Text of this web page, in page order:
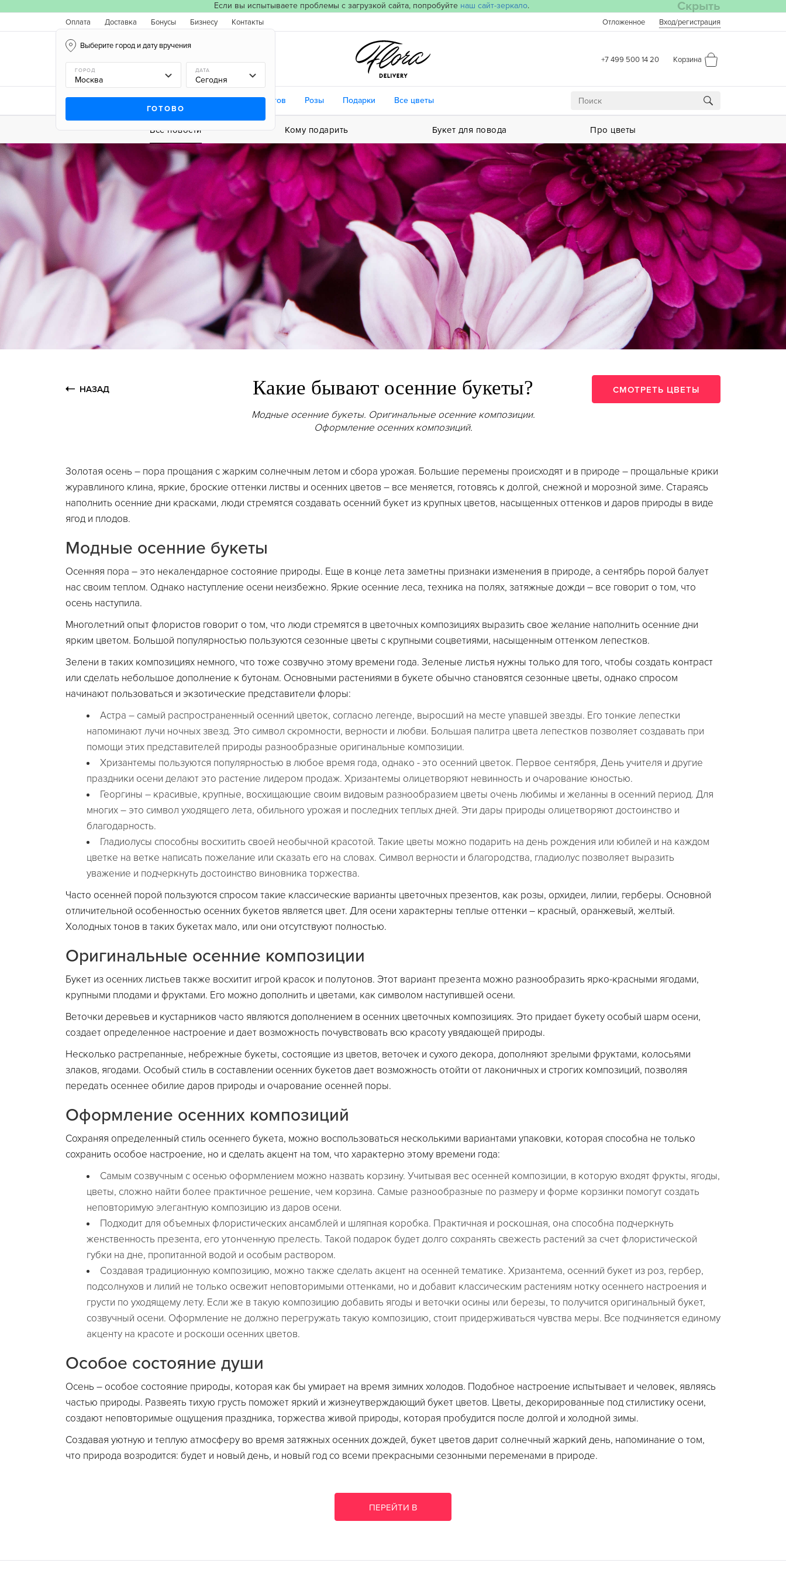
Если вы испытываете проблемы с загрузкой сайта, попробуйте наш сайт-зеркало. Скрыть
Оплата Доставка Бонусы Бизнесу Контакты Отложенное Вход/регистрация
+7 499 500 14 20 Корзина
Новинки Типы букетов Поводы Типы цветов Розы Подарки Все цветы
Все новости Кому подарить Букет для повода Про цветы
НАЗАД Какие бывают осенние букеты?
Модные осенние букеты. Оригинальные осенние композиции.
Оформление осенних композиций.
СМОТРЕТЬ ЦВЕТЫ
Золотая осень – пора прощания с жарким солнечным летом и сбора урожая. Большие перемены происходят и в природе – прощальные крики
журавлиного клина, яркие, броские оттенки листвы и осенних цветов – все меняется, готовясь к долгой, снежной и морозной зиме. Стараясь
наполнить осенние дни красками, люди стремятся создавать осенний букет из крупных цветов, насыщенных оттенков и даров природы в виде
ягод и плодов.
Модные осенние букеты
Осенняя пора – это некалендарное состояние природы. Еще в конце лета заметны признаки изменения в природе, а сентябрь порой балует
нас своим теплом. Однако наступление осени неизбежно. Яркие осенние леса, техника на полях, затяжные дожди – все говорит о том, что
осень наступила.
Многолетний опыт флористов говорит о том, что люди стремятся в цветочных композициях выразить свое желание наполнить осенние дни
ярким цветом. Большой популярностью пользуются сезонные цветы с крупными соцветиями, насыщенным оттенком лепестков.
Зелени в таких композициях немного, что тоже созвучно этому времени года. Зеленые листья нужны только для того, чтобы создать контраст
или сделать небольшое дополнение к бутонам. Основными растениями в букете обычно становятся сезонные цветы, однако спросом
начинают пользоваться и экзотические представители флоры:
Астра – самый распространенный осенний цветок, согласно легенде, выросший на месте упавшей звезды. Его тонкие лепестки
напоминают лучи ночных звезд. Это символ скромности, верности и любви. Большая палитра цвета лепестков позволяет создавать при
помощи этих представителей природы разнообразные оригинальные композиции.
Хризантемы пользуются популярностью в любое время года, однако - это осенний цветок. Первое сентября, День учителя и другие
праздники осени делают это растение лидером продаж. Хризантемы олицетворяют невинность и очарование юностью.
Георгины – красивые, крупные, восхищающие своим видовым разнообразием цветы очень любимы и желанны в осенний период. Для
многих – это символ уходящего лета, обильного урожая и последних теплых дней. Эти дары природы олицетворяют достоинство и
благодарность.
Гладиолусы способны восхитить своей необычной красотой. Такие цветы можно подарить на день рождения или юбилей и на каждом
цветке на ветке написать пожелание или сказать его на словах. Символ верности и благородства, гладиолус позволяет выразить
уважение и подчеркнуть достоинство виновника торжества.
Часто осенней порой пользуются спросом такие классические варианты цветочных презентов, как розы, орхидеи, лилии, герберы. Основной
отличительной особенностью осенних букетов является цвет. Для осени характерны теплые оттенки – красный, оранжевый, желтый.
Холодных тонов в таких букетах мало, или они отсутствуют полностью.
Оригинальные осенние композиции
Букет из осенних листьев также восхитит игрой красок и полутонов. Этот вариант презента можно разнообразить ярко-красными ягодами,
крупными плодами и фруктами. Его можно дополнить и цветами, как символом наступившей осени.
Веточки деревьев и кустарников часто являются дополнением в осенних цветочных композициях. Это придает букету особый шарм осени,
создает определенное настроение и дает возможность почувствовать всю красоту увядающей природы.
Несколько растрепанные, небрежные букеты, состоящие из цветов, веточек и сухого декора, дополняют зрелыми фруктами, колосьями
злаков, ягодами. Особый стиль в составлении осенних букетов дает возможность отойти от лаконичных и строгих композиций, позволяя
передать осеннее обилие даров природы и очарование осенней поры.
Оформление осенних композиций
Сохраняя определенный стиль осеннего букета, можно воспользоваться несколькими вариантами упаковки, которая способна не только
сохранить особое настроение, но и сделать акцент на том, что характерно этому времени года:
Самым созвучным с осенью оформлением можно назвать корзину. Учитывая вес осенней композиции, в которую входят фрукты, ягоды,
цветы, сложно найти более практичное решение, чем корзина. Самые разнообразные по размеру и форме корзинки помогут создать
неповторимую элегантную композицию из даров осени.
Подходит для объемных флористических ансамблей и шляпная коробка. Практичная и роскошная, она способна подчеркнуть
женственность презента, его утонченную прелесть. Такой подарок будет долго сохранять свежесть растений за счет флористической
губки на дне, пропитанной водой и особым раствором.
Создавая традиционную композицию, можно также сделать акцент на осенней тематике. Хризантема, осенний букет из роз, гербер,
подсолнухов и лилий не только освежит неповторимыми оттенками, но и добавит классическим растениям нотку осеннего настроения и
грусти по уходящему лету. Если же в такую композицию добавить ягоды и веточки осины или березы, то получится оригинальный букет,
созвучный осени. Оформление не должно перегружать такую композицию, стоит придерживаться чувства меры. Все подчиняется единому
акценту на красоте и роскоши осенних цветов.
Особое состояние души
Осень – особое состояние природы, которая как бы умирает на время зимних холодов. Подобное настроение испытывает и человек, являясь
частью природы. Развеять тихую грусть поможет яркий и жизнеутверждающий букет цветов. Цветы, декорированные под стилистику осени,
создают неповторимые ощущения праздника, торжества живой природы, которая пробудится после долгой и холодной зимы.
Создавая уютную и теплую атмосферу во время затяжных осенних дождей, букет цветов дарит солнечный жаркий день, напоминание о том,
что природа возродится: будет и новый день, и новый год со всеми прекрасными сезонными переменами в природе.
ПЕРЕЙТИ В
Выберите город и дату вручения
ГОРОД ДАТА
ГОТОВО